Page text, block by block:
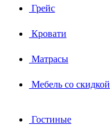
Грейс
Кровати
Матрасы
Мебель со скидкой
Гостиные